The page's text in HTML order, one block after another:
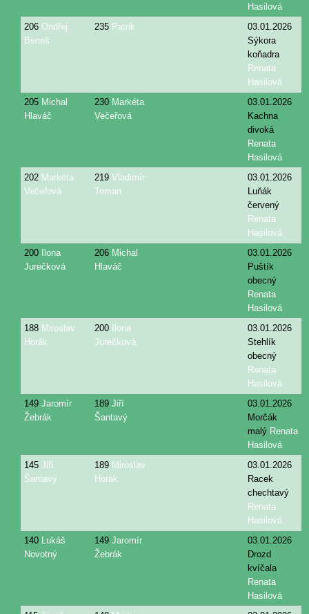
Hasilová
206 Ondřej
Beneš
235 Patrik
03.01.2026
Sýkora
koňadra
Renata
Hasilová
205 Michal
Hlaváč
230 Markéta
Večeřová
03.01.2026
Kachna
divoká
Renata
Hasilová
202 Markéta
Večeřová
219 Vladimír
Toman
03.01.2026
Luňák
červený
Renata
Hasilová
200 Ilona
Jurečková
206 Michal
Hlaváč
03.01.2026
Puštík
obecný
Renata
Hasilová
188 Miroslav
Horák
200 Ilona
Jurečková
03.01.2026
Stehlík
obecný
Renata
Hasilová
149 Jaromír
Žebrák
189 Jiří
Šantavý
03.01.2026
Morčák
malý Renata
Hasilová
145 Jiří
Šantavý
189 Miroslav
Horák
03.01.2026
Racek
chechtavý
Renata
Hasilová
140 Lukáš
Novotný
149 Jaromír
Žebrák
03.01.2026
Drozd
kvíčala
Renata
Hasilová